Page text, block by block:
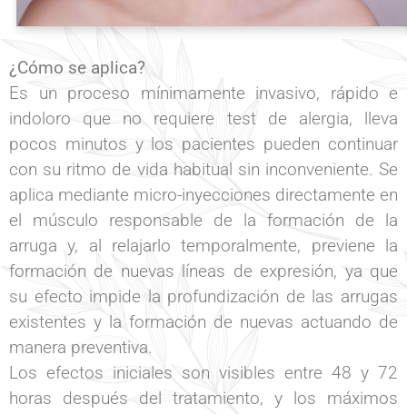
¿Cómo se aplica?
Es un proceso mínimamente invasivo, rápido e
indoloro que no requiere test de alergia, lleva
pocos minutos y los pacientes pueden continuar
con su ritmo de vida habitual sin inconveniente. Se
aplica mediante micro-inyecciones directamente en
el músculo responsable de la formación de la
arruga y, al relajarlo temporalmente, previene la
formación de nuevas líneas de expresión, ya que
su efecto impide la profundización de las arrugas
existentes y la formación de nuevas actuando de
manera preventiva.
Los efectos iniciales son visibles entre 48 y 72
horas después del tratamiento, y los máximos